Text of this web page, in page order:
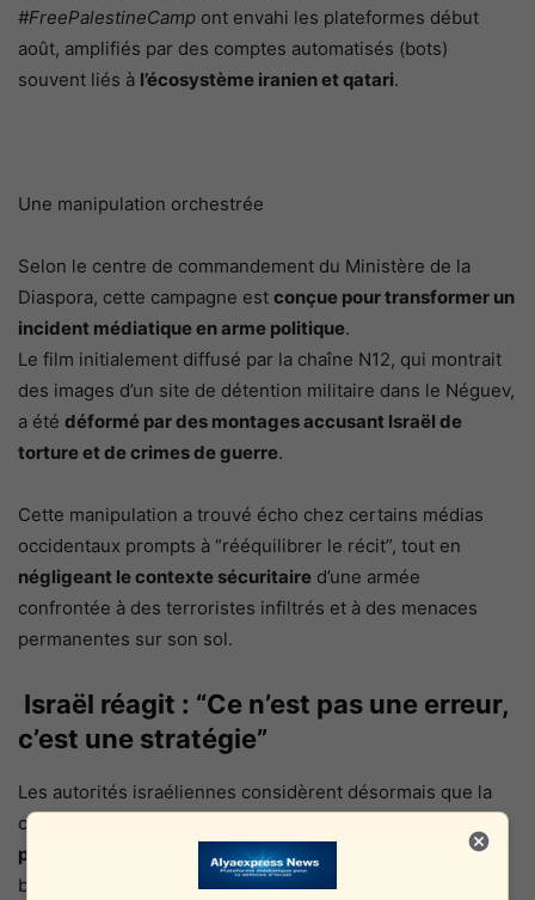
#FreePalestineCamp ont envahi les plateformes début
août, amplifiés par des comptes automatisés (bots)
souvent liés à l’écosystème iranien et qatari.
Une manipulation orchestrée
Selon le centre de commandement du Ministère de la
Diaspora, cette campagne est conçue pour transformer un
incident médiatique en arme politique.
Le film initialement diffusé par la chaîne N12, qui montrait
des images d’un site de détention militaire dans le Néguev,
a été déformé par des montages accusant Israël de
torture et de crimes de guerre.
Cette manipulation a trouvé écho chez certains médias
occidentaux prompts à “rééquilibrer le récit”, tout en
négligeant le contexte sécuritaire d’une armée
confrontée à des terroristes infiltrés et à des menaces
permanentes sur son sol.
Israël réagit : “Ce n’est pas une erreur,
c’est une stratégie”
Les autorités israéliennes considèrent désormais que la
campagne “Sdé Teiman” fait partie d’une
psychologique mondialevisant à isoler Israël et à
banaliser l’antisémitisme sous couvert de “critique